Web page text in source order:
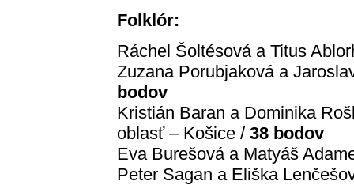
Folklór:
Ráchel Šoltésová a Titus
Zuzana Porubjaková a
bodov
Kristián Baran a Dominika
oblasť – Košice / 38 bodov
Eva Burešová a Matyáš
Peter Sagan a Eliška